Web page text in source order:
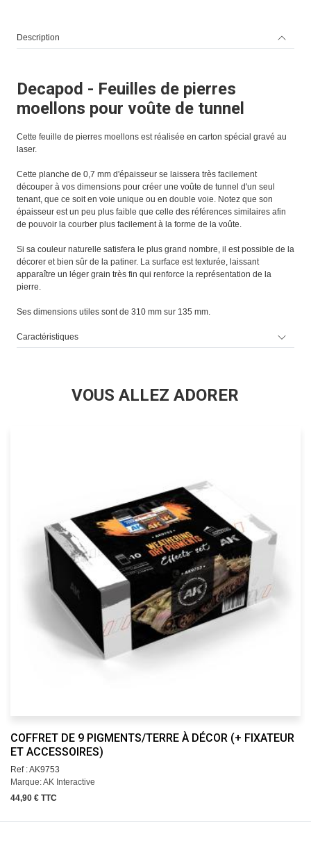
Description
Decapod - Feuilles de pierres
moellons pour voûte de tunnel
Cette feuille de pierres moellons est réalisée en carton spécial gravé au
laser.
Cette planche de 0,7 mm d'épaisseur se laissera très facilement
découper à vos dimensions pour créer une voûte de tunnel d'un seul
tenant, que ce soit en voie unique ou en double voie. Notez que son
épaisseur est un peu plus faible que celle des références similaires afin
de pouvoir la courber plus facilement à la forme de la voûte.
Si sa couleur naturelle satisfera le plus grand nombre, il est possible de la
décorer et bien sûr de la patiner. La surface est texturée, laissant
apparaître un léger grain très fin qui renforce la représentation de la
pierre.
Ses dimensions utiles sont de 310 mm sur 135 mm.
Caractéristiques
VOUS ALLEZ ADORER
COFFRET DE 9 PIGMENTS/TERRE À DÉCOR (+ FIXATEUR
ET ACCESSOIRES)
Ref : AK9753
Marque: AK Interactive
44,90 € TTC